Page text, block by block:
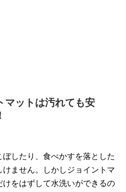
マットは汚れても安
したり、食べかすを落とした
ません。しかしジョイントマ
をはずして水洗いができるの